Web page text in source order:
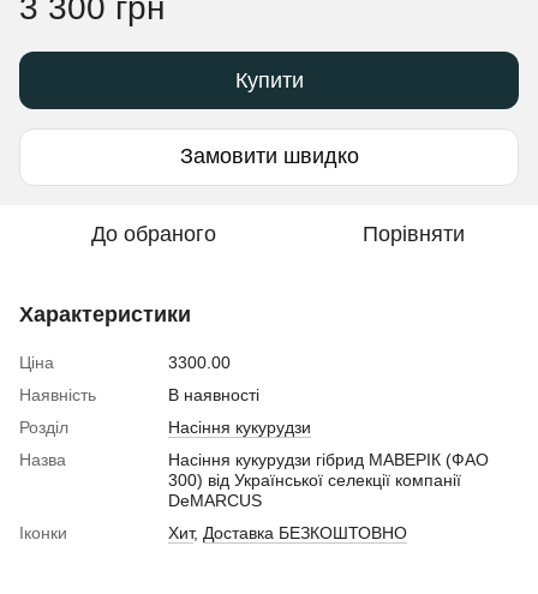
Купити
Замовити швидко
До обраного Порівняти
Характеристики
Ціна
3300.00
Наявність
В наявності
Розділ
Насіння кукурудзи
Назва
Насіння кукурудзи гібрид МАВЕРІК (ФАО
300) від Української селекції компанії
DeMARCUS
Іконки
Хит, Доставка БЕЗКОШТОВНО